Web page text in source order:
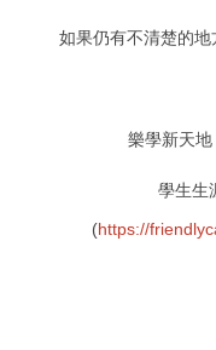
如果仍有不清楚的地
樂學新天地
學生生
(https://